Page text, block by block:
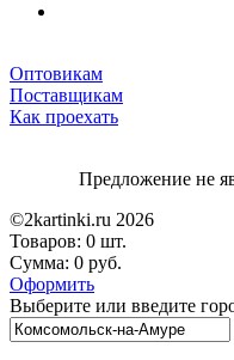
Оптовикам
Поставщикам
Как проехать
Предложение не
©2kartinki.ru 2026
Товаров: 0 шт.
Сумма: 0 руб.
Оформить
Выберите или введите